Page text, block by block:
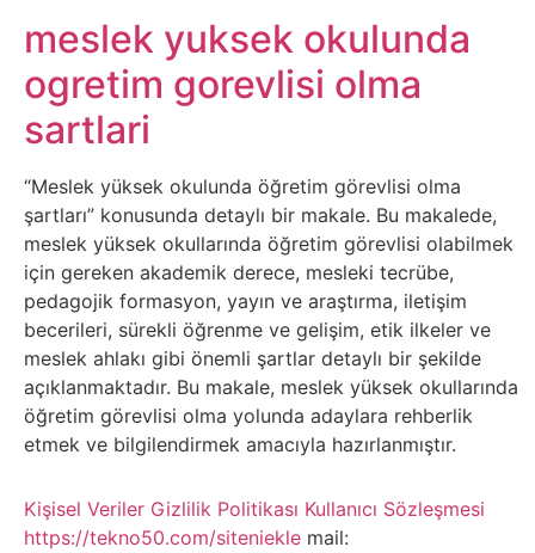
Belgesel
Bilgi
Bilgisayar
Bilim
Bitcoin
Bitkiler
Çizgi
Film
Diğer
meslek yuksek okulunda
ogretim gorevlisi olma
sartlari
“Meslek yüksek okulunda öğretim görevlisi olma
şartları” konusunda detaylı bir makale. Bu makalede,
meslek yüksek okullarında öğretim görevlisi olabilmek
için gereken akademik derece, mesleki tecrübe,
pedagojik formasyon, yayın ve araştırma, iletişim
becerileri, sürekli öğrenme ve gelişim, etik ilkeler ve
meslek ahlakı gibi önemli şartlar detaylı bir şekilde
açıklanmaktadır. Bu makale, meslek yüksek okullarında
öğretim görevlisi olma yolunda adaylara rehberlik
etmek ve bilgilendirmek amacıyla hazırlanmıştır.
Kişisel Veriler Gizlilik Politikası Kullanıcı Sözleşmesi
https://tekno50.com/siteniekle mail: